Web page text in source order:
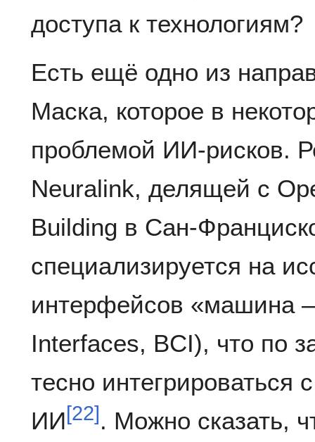
доступа к технологиям?
Есть ещё одно из
Маска, которое в
проблемой ИИ-рисков.
Neuralink, делящей с
Building в Сан-
специализируется на
интерфейсов «машина
Interfaces, BCI), что по
тесно
ИИ[22] . Можно сказать,